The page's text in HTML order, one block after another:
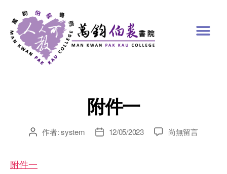
附件一
作者:system 12/05/2023 尚無留言
附件一